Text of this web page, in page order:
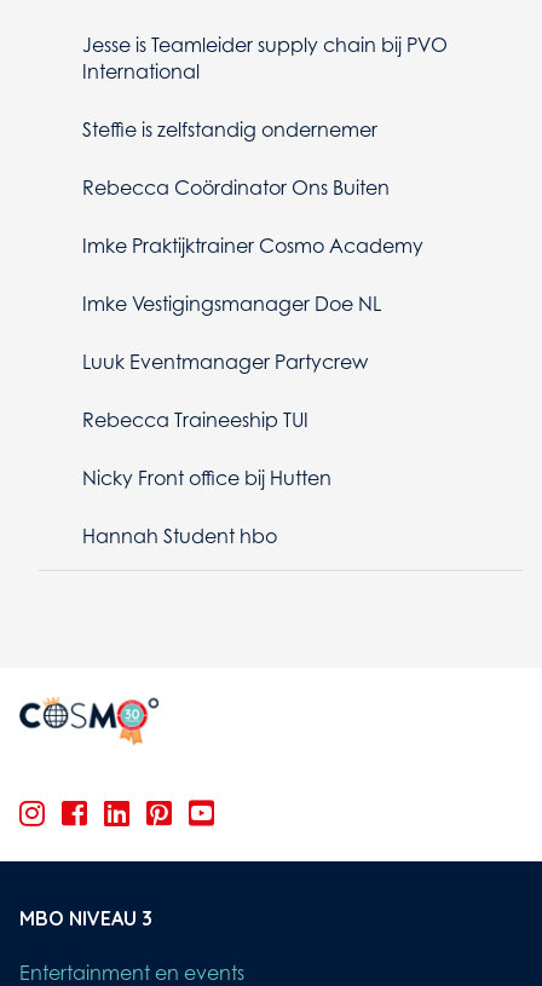
Jesse is Teamleider supply chain bij PVO
International
Steffie is zelfstandig ondernemer
Rebecca Coördinator Ons Buiten
Imke Praktijktrainer Cosmo Academy
Imke Vestigingsmanager Doe NL
Luuk Eventmanager Partycrew
Rebecca Traineeship TUI
Nicky Front office bij Hutten
Hannah Student hbo
MBO NIVEAU 3
Entertainment en events